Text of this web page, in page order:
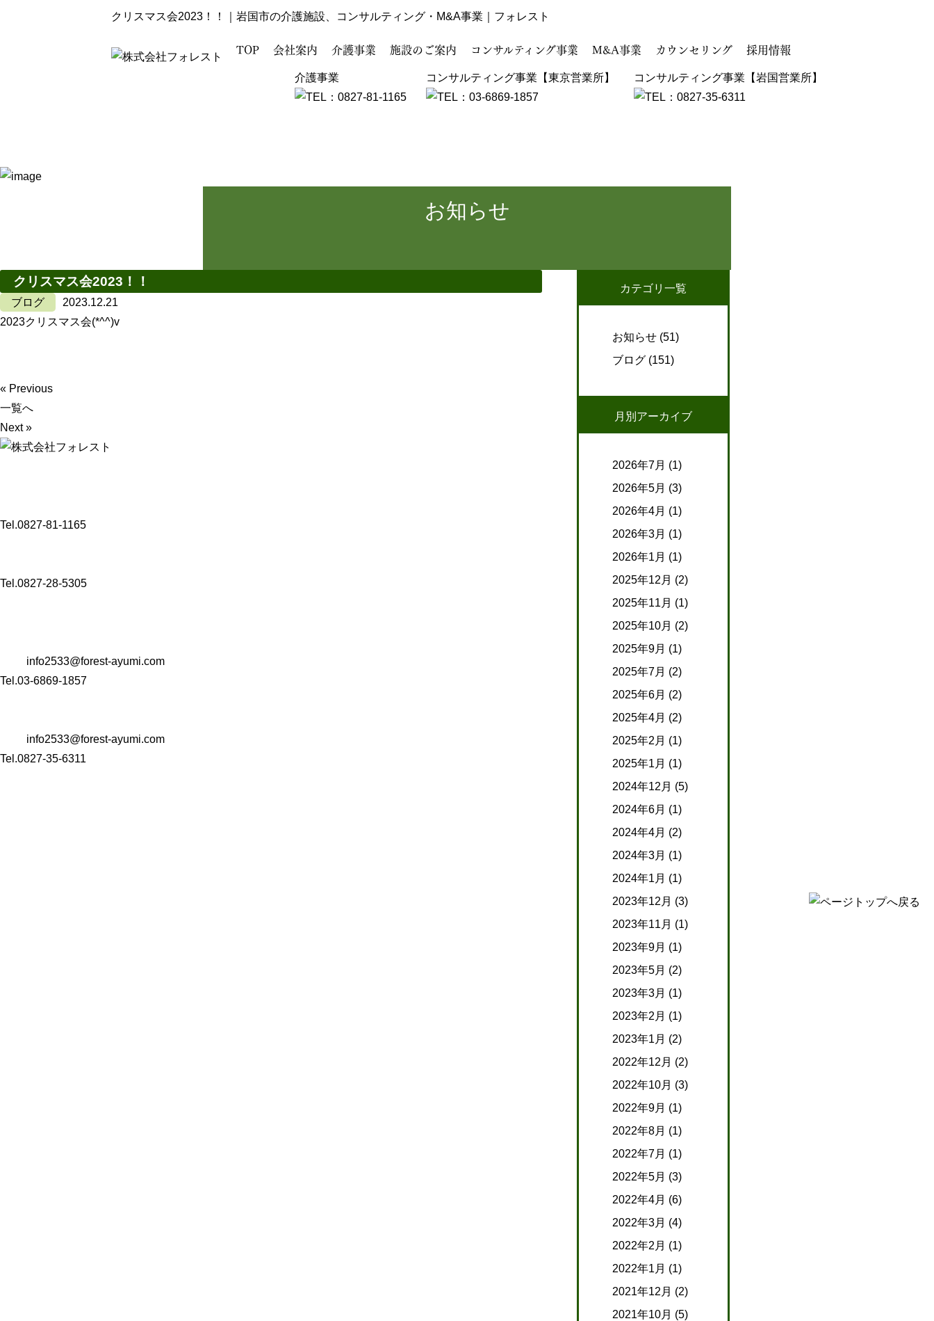
クリスマス会2023！！｜岩国市の介護施設、コンサルティング・M&A事業｜フォレスト
TOP 会社案内 介護事業 施設のご案内 コンサルティング事業 M&A事業 カウンセリング 採用情報
介護事業 コンサルティング事業【東京営業所】 コンサルティング事業【岩国営業所】
お知らせ
クリスマス会2023！！
ブログ
2023.12.21
2023クリスマス会(*^^)v
« Previous
一覧へ
Next »
カテゴリ一覧
お知らせ (51)
ブログ (151)
月別アーカイブ
2026年7月 (1)
2026年5月 (3)
2026年4月 (1)
2026年3月 (1)
2026年1月 (1)
2025年12月 (2)
2025年11月 (1)
2025年10月 (2)
2025年9月 (1)
2025年7月 (2)
2025年6月 (2)
2025年4月 (2)
2025年2月 (1)
2025年1月 (1)
2024年12月 (5)
2024年6月 (1)
2024年4月 (2)
2024年3月 (1)
2024年1月 (1)
2023年12月 (3)
2023年11月 (1)
2023年9月 (1)
2023年5月 (2)
2023年3月 (1)
2023年2月 (1)
2023年1月 (2)
2022年12月 (2)
2022年10月 (3)
2022年9月 (1)
2022年8月 (1)
2022年7月 (1)
2022年5月 (3)
2022年4月 (6)
2022年3月 (4)
2022年2月 (1)
2022年1月 (1)
2021年12月 (2)
2021年10月 (5)
Tel.0827-81-1165
Tel.0827-28-5305
info2533@forest-ayumi.com
Tel.03-6869-1857
info2533@forest-ayumi.com
Tel.0827-35-6311